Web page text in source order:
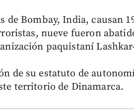
de Bombay, India, causan
nueve fueron
paquistaní
de su estatuto de
territorio de Dinamarca.